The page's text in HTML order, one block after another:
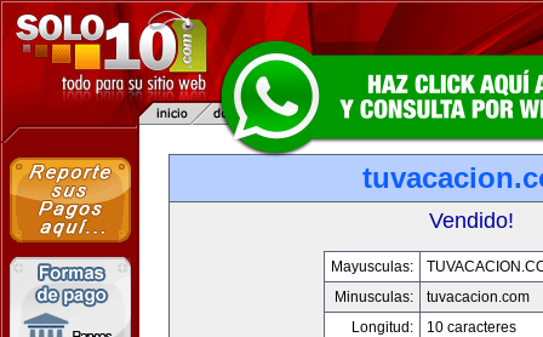
Vendido!
Mayusculas:
Minusculas:
tuvacacion.com
Longitud:
10 caracteres